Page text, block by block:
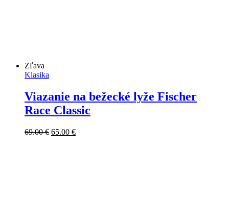
Zľava
Klasika
Viazanie na bežecké lyže Fischer
Race Classic
69.00€ Pôvodná
65.00 €Aktuálna